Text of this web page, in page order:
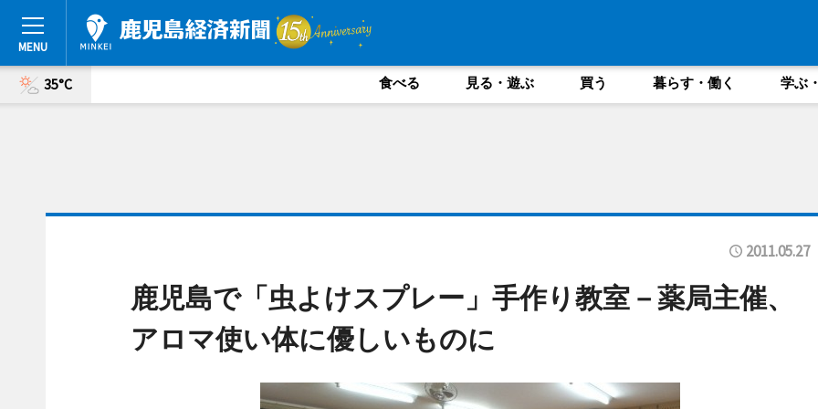
35°C 食べる 見る・遊ぶ 買う 暮らす・働く 学ぶ
2011.05.27
鹿児島で「虫よけスプレー」手作り教室－薬局主催、
アロマ使い体に優しいものに